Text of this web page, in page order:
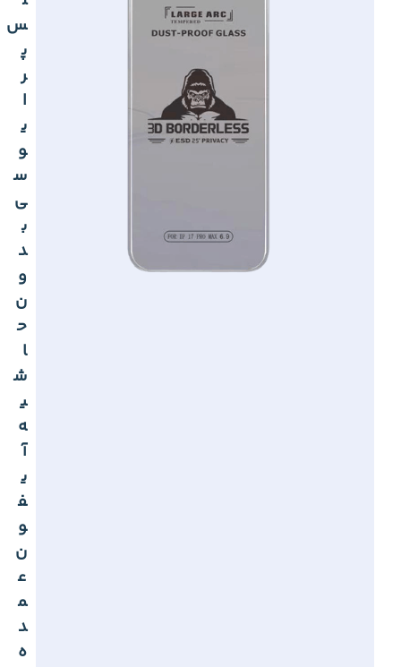
س
پ
ر
ا
ی
و
س
ی
ب
د
و
ن
ح
ا
ش
ی
ه
آ
ی
ف
و
ن
ع
م
د
ه